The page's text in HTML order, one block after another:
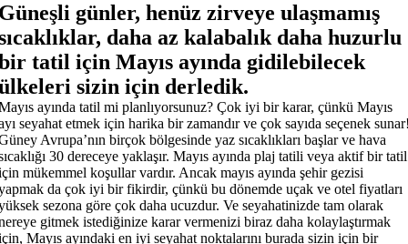
günler, henüz zirveye ulaşmamış
daha az kalabalık daha huzurlu
tatil için Mayıs ayında gidilebilecek
sizin için derledik.
ayında tatil mi planlıyorsunuz? Çok iyi bir karar, çünkü Mayıs
seyahat etmek için harika bir zamandır ve çok sayıda seçenek
Avrupa’nın birçok bölgesinde yaz sıcaklıkları başlar ve hava
30 dereceye yaklaşır. Mayıs ayında plaj tatili veya aktif bir tatil
mükemmel koşullar vardır. Ancak mayıs ayında şehir gezisi
da çok iyi bir fikirdir, çünkü bu dönemde uçak ve otel fiyatları
sezona göre çok daha ucuzdur. Ve seyahatinizde tam olarak
gitmek istediğinize karar vermenizi biraz daha kolaylaştırmak
Mayıs ayındaki en iyi seyahat noktalarını burada sizin için bir